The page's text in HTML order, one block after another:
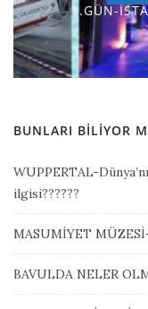
1.GÜN-
BUNLARI BILIYOR
WUPPERTAL-
ilgisi??????
MASUMİYET
BAVULDA NELER